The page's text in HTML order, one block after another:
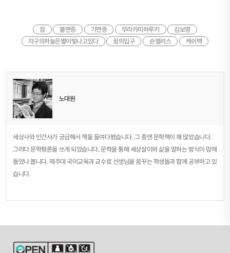
잠 불면증 기면증 무라카미하루키
김보영
지구의하늘은별이빛나고있다
꿈의입구 숀엘리스 캐쉬백
노대원
세상사와 인간사가 궁금해서 책을 들여다봤습니다. 그 중엔 문학책이 꽤 많았습니다.
그러다 문학평론을 쓰게 되었습니다. 문학을 통해 세상살이와 삶을 말하는 방식이 맘에
들었나 봅니다. 제주대 국어교육과 교수로 선생님을 꿈꾸는 학생들과 함께 공부하고 있
습니다.